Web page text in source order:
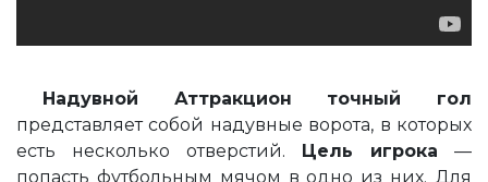
Надувной Аттракцион точный гол
представляет собой надувные ворота, в которых
есть несколько отверстий. Цель игрока —
попасть футбольным мячом в одно из них. Для